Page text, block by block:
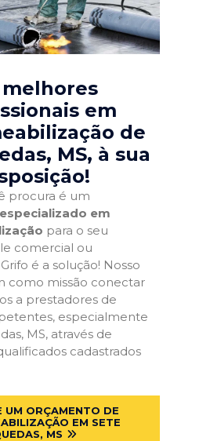
melhores
em
de
MS, à sua
procura é um
em
para o seu
comercial ou
é a solução! Nosso
como missão conectar
a prestadores de
especialmente
MS, através de
cadastrados
UM ORÇAMENTO DE
EM SETE
MS